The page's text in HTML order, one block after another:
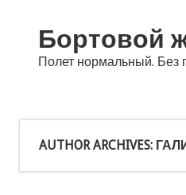
Бортовой
Полет нормальный. Без
AUTHOR ARCHIVES: